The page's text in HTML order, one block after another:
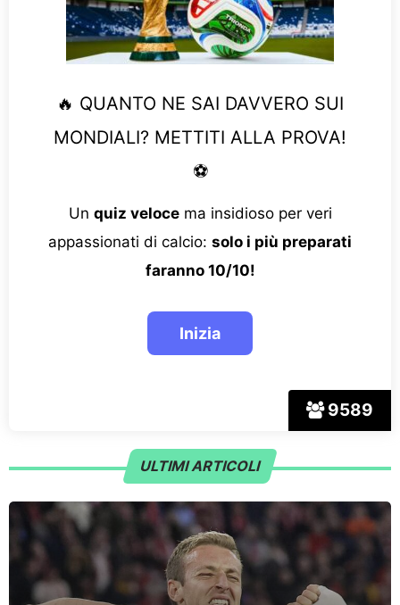
9589
🔥 QUANTO NE SAI DAVVERO SUI
MONDIALI? METTITI ALLA PROVA!
⚽
Un quiz velocema insidioso per veri
appassionati di calcio: solo i più preparati
faranno 10/10!
ULTIMI ARTICOLI